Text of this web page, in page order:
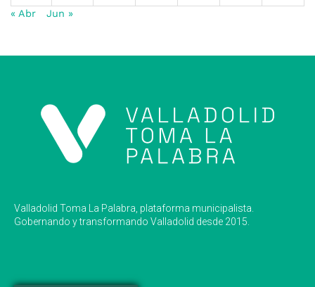
« Abr
Jun »
Valladolid Toma La Palabra, plataforma municipalista.
Gobernando y transformando Valladolid desde 2015.